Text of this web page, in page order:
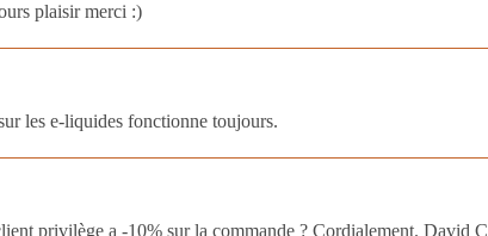
plaisir merci :)
les e-liquides fonctionne toujours.
privilège a -10% sur la commande ? Cordialement. David C